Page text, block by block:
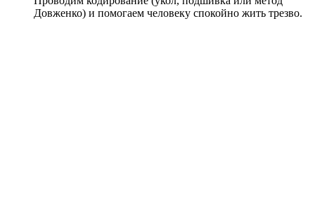
Довженко) и помогаем человеку спокойно жить трезво.